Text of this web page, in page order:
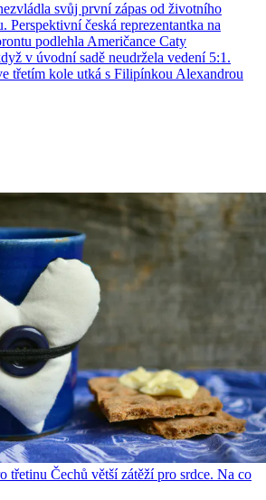
svůj první zápas od životního
Perspektivní česká reprezentantka na
podlehla Američance Caty
v úvodní sadě neudržela vedení 5:1.
třetím kole utká s Filipínkou Alexandrou
třetinu Čechů větší zátěží pro srdce. Na co